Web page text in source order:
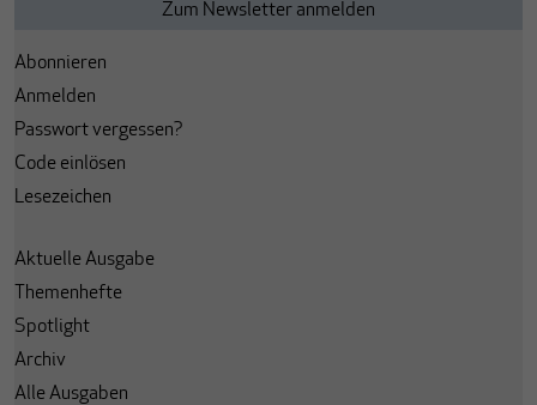
Abonnieren
Anmelden
Passwort vergessen?
Code einlösen
Lesezeichen
Aktuelle Ausgabe
Themenhefte
Spotlight
Archiv
Alle Ausgaben